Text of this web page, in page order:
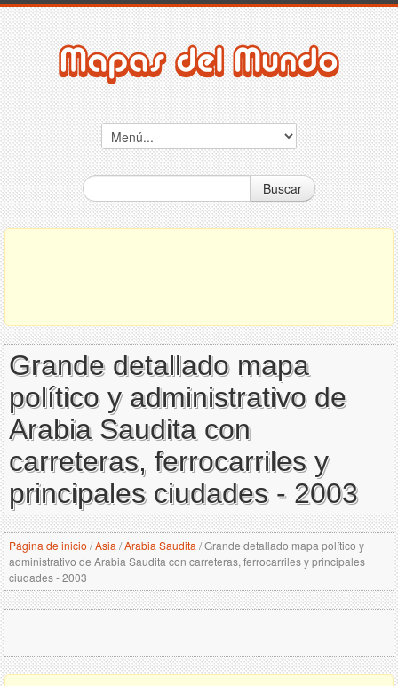
Buscar
Grande detallado mapa
político y administrativo de
Arabia Saudita con
carreteras, ferrocarriles y
principales ciudades - 2003
Página de inicio /Asia /Arabia Saudita /Grande detallado mapa político y
administrativo de Arabia Saudita con carreteras, ferrocarriles y principales
ciudades - 2003